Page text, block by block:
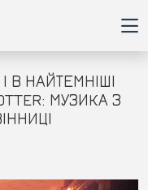
В НАЙТЕМНІШІ
МУЗИКА З